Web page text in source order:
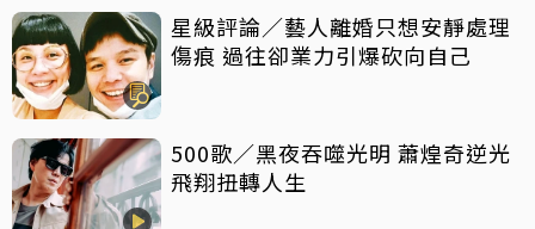
星級評論／藝人離婚只想安靜處理
傷痕 過往卻業力引爆砍向自己
500歌／黑夜吞噬光明 蕭煌奇逆光
飛翔扭轉人生